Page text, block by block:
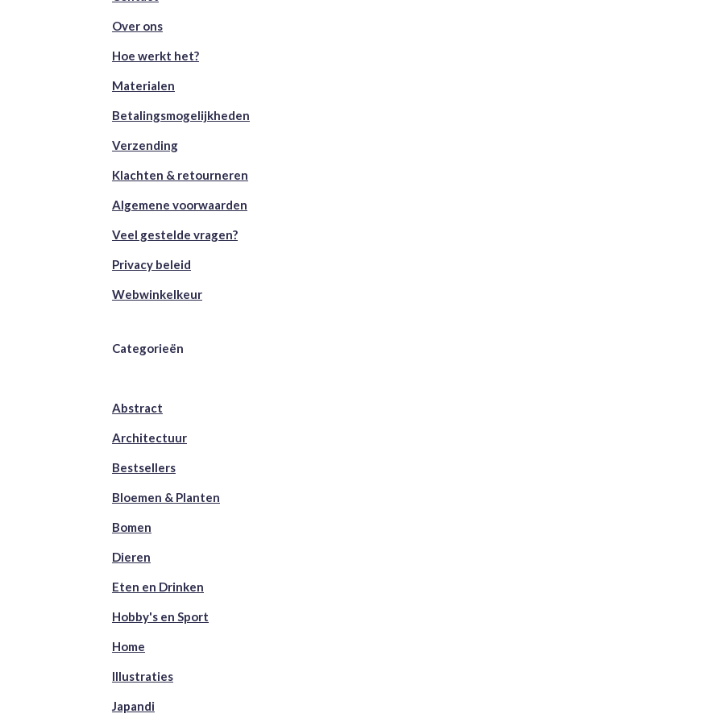
Over ons
Hoe werkt het?
Materialen
Betalingsmogelijkheden
Verzending
Klachten & retourneren
Algemene voorwaarden
Veel gestelde vragen?
Privacy beleid
Webwinkelkeur
Categorieën
Abstract
Architectuur
Bestsellers
Bloemen & Planten
Bomen
Dieren
Eten en Drinken
Hobby's en Sport
Home
Illustraties
Japandi